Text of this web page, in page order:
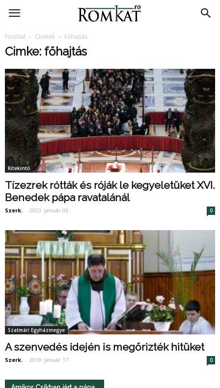
RomKat.ro
Főoldal Cimkék Főhajtás
Cimke: főhajtás
Kitekintő
Tízezrek rótták és róják le kegyeletüket XVI.
Benedek pápa ravatalánál
Szerk. - 2023. január 03. 0
Szatmári Egyházmegye
A szenvedés idején is megőrizték hitüket
Szerk. - 2019. január 17. 0